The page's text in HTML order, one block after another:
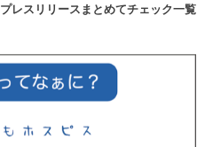
プレスリリースまとめてチェック一覧